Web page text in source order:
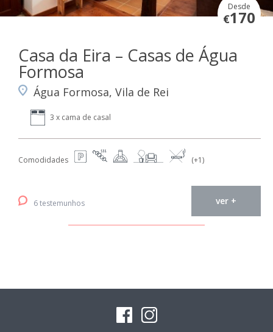
Desde
€170
Casa da Eira – Casas de Água
Formosa
Água Formosa, Vila de Rei
3 x cama de casal
Comodidades (+1)
6 testemunhos ver +